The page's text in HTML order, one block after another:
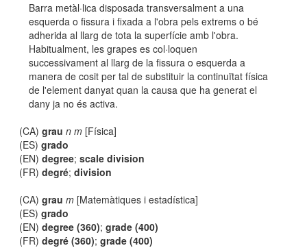
Barra metàl·lica disposada transversalment a una
esquerda o fissura i fixada a l'obra pels extrems o bé
adherida al llarg de tota la superfície amb l'obra.
Habitualment, les grapes es col·loquen
successivament al llarg de la fissura o esquerda a
manera de cosit per tal de substituir la continuïtat física
de l'element danyat quan la causa que ha generat el
dany ja no és activa.
(CA)grau n m [Física]
(ES)grado
(EN)degree;scale division
(FR)degré;division
(CA)grau m [Matemàtiques i estadística]
(ES)grado
(EN)degree (360);grade (400)
(FR)degré (360);grade (400)